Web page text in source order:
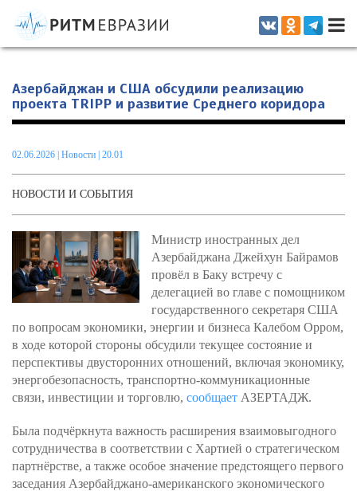
Информационно-аналитическое издание, посвященное актуальным
проблемам интеграции на постсоветском пространстве
Азербайджан и США обсудили реализацию
проекта TRIPP и развитие Среднего коридора
02.06.2026 Новости | 20.01
НОВОСТИ И СОБЫТИЯ
Министр иностранных дел
Азербайджана Джейхун Байрамов
провёл в Баку встречу с
делегацией во главе с помощником
государственного секретаря США
по вопросам экономики, энергии и бизнеса Калебом Орром,
в ходе которой стороны обсудили текущее состояние и
перспективы двусторонних отношений, включая экономику,
энергобезопасность, транспортно-коммуникационные
связи, инвестиции и торговлю, сообщает АЗЕРТАДЖ.
Была подчёркнута важность расширения взаимовыгодного
сотрудничества в соответствии с Хартией о стратегическом
партнёрстве, а также особое значение предстоящего первого
заседания Азербайджано-американского экономического